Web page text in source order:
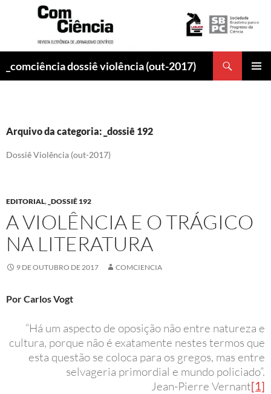
_comciência dossiê violência (out-2017)
Arquivo da categoria: _dossiê 192
Dossiê Violência (out-2017)
EDITORIAL, _DOSSIÊ 192
A VIOLÊNCIA E O TRÁGICO
NA LITERATURA
9 DE OUTUBRO DE 2017 COMCIENCIA
Por Carlos Vogt
“Há um aspecto de oposição não entre natureza e
cultura, porque não é exatamente nestes termos que
esta questão se coloca para os gregos, mas entre
selvageria primordial e mundo policiado”.
Jean-Pierre Vernant[1]